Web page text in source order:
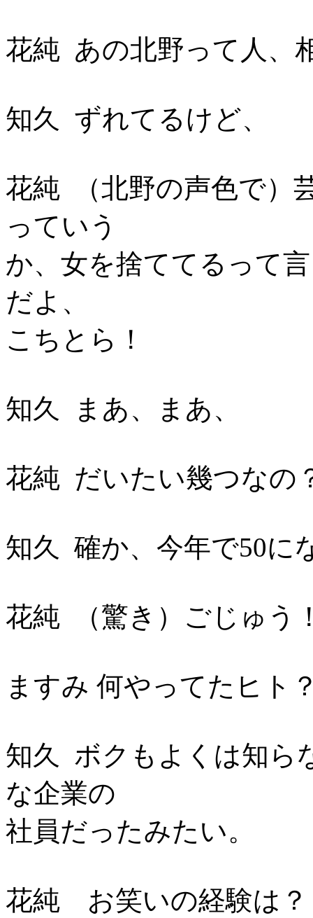
花純 あの北野って人、
知久 ずれてるけど、
花純 （北野の声色で）
っていう
か、女を捨ててるって
だよ、
こちとら！
知久 まあ、まあ、
花純 だいたい幾つな
知久 確か、今年で50に
花純 （驚き）ごじゅう
ますみ 何やってたヒト
知久 ボクもよくは知ら
な企業の
社員だったみたい。
花純 お笑いの経験は？